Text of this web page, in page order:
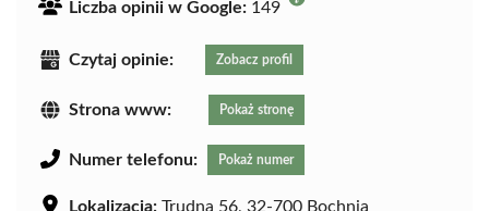
Liczba opinii w Google: 149
Czytaj opinie: Zobacz profil
Strona www: Pokaż stronę
Numer telefonu: Pokaż numer
Lokalizacja: Trudna 56, 32-700 Bochnia